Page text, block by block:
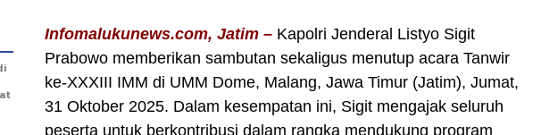
Infomalukunews.com, Jatim – Kapolri Jenderal Listyo Sigit
Prabowo memberikan sambutan sekaligus menutup acara Tanwir
ke-XXXIII IMM di UMM Dome, Malang, Jawa Timur (Jatim), Jumat,
31 Oktober 2025. Dalam kesempatan ini, Sigit mengajak seluruh
peserta untuk berkontribusi dalam rangka mendukung program